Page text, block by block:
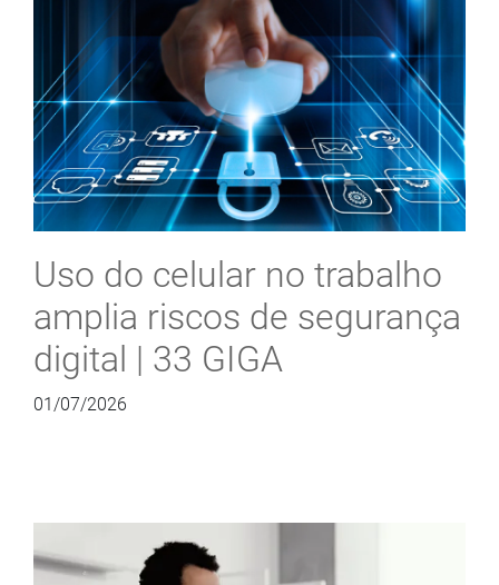
Uso do celular no trabalho
amplia riscos de segurança
digital | 33 GIGA
01/07/2026